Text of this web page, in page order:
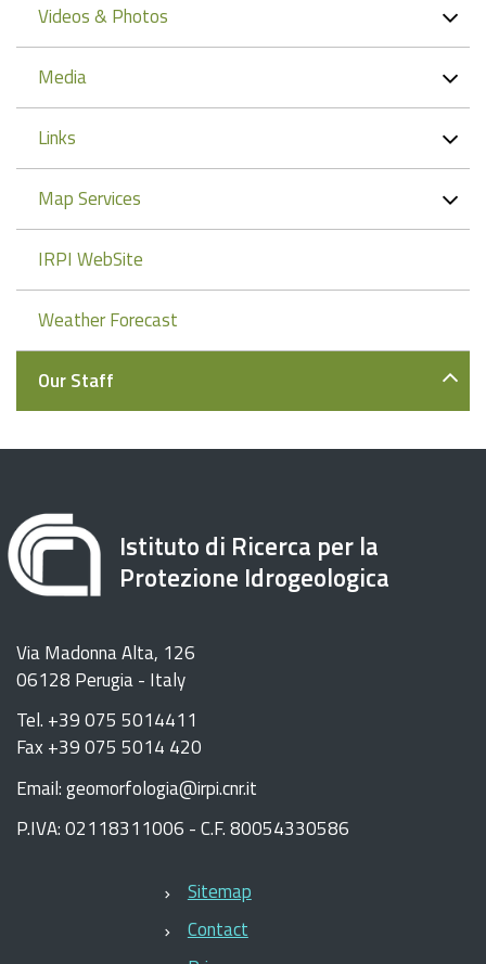
Videos & Photos
Media
Links
Map Services
IRPI WebSite
Weather Forecast
Our Staff
Istituto di Ricerca per la
Protezione Idrogeologica
Via Madonna Alta, 126
06128 Perugia - Italy
Tel. +39 075 5014411
Fax +39 075 5014 420
Email: geomorfologia@irpi.cnr.it
P.IVA: 02118311006 - C.F. 80054330586
Sitemap
Contact